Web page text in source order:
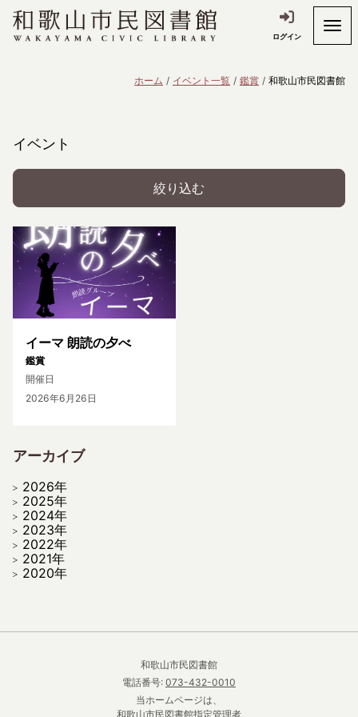
ログイン
ホーム イベント一覧 鑑賞 和歌山市民図書館
イベント
絞り込む
イーマ 朗読の夕べ
鑑賞
開催日
2026年6月26日
アーカイブ
2026年
2025年
2024年
2023年
2022年
2021年
2020年
和歌山市民図書館
電話番号: 073-432-0010
当ホームページは、
和歌山市民図書館指定管理者